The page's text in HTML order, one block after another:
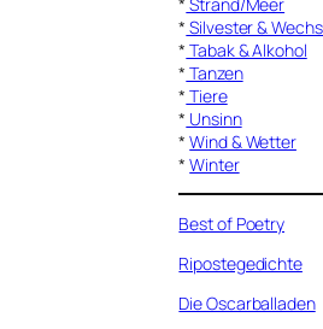
* Silvester &
* Tabak & Alkohol
* Tanzen
* Tiere
* Unsinn
*Wind & Wetter
*Winter
Best of Poetry
Ripostegedichte
Die Oscarballaden